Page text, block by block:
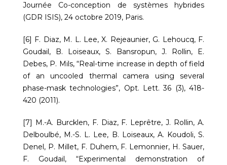
Journée Co-conception de systèmes hybrides
(GDR ISIS), 24 octobre 2019, Paris.
[6] F. Diaz, M. L. Lee, X. Rejeaunier, G. Lehoucq, F.
Goudail, B. Loiseaux, S. Bansropun, J. Rollin, E.
Debes, P. Mils, “Real-time increase in depth of field
of an uncooled thermal camera using several
phase-mask technologies”, Opt. Lett. 36 (3), 418-
420 (2011).
[7] M.-A. Burcklen, F. Diaz, F. Leprêtre, J. Rollin, A.
Delboulbé, M.-S. L. Lee, B. Loiseaux, A. Koudoli, S.
Denel, P. Millet, F. Duhem, F. Lemonnier, H. Sauer,
F. Goudail, “Experimental demonstration of